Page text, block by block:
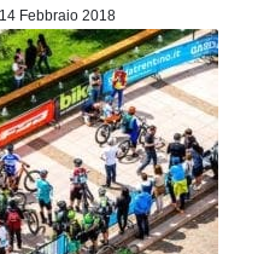
14 Febbraio 2018